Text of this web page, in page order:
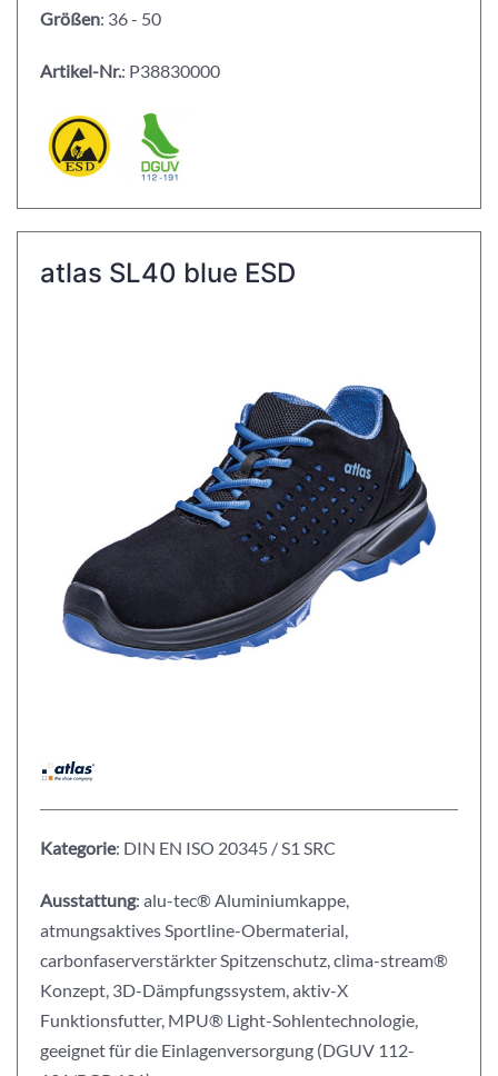
Größen: 36 - 50
Artikel-Nr.: P38830000
atlas SL40 blue ESD
Kategorie: DIN EN ISO 20345 / S1 SRC
Ausstattung: alu-tec® Aluminiumkappe,
atmungsaktives Sportline-Obermaterial,
carbonfaserverstärkter Spitzenschutz, clima-stream®
Konzept, 3D-Dämpfungssystem, aktiv-X
Funktionsfutter, MPU® Light-Sohlentechnologie,
geeignet für die Einlagenversorgung (DGUV 112-